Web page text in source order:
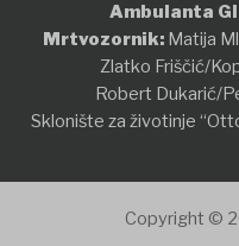
Ambulanta
Mrtvozornik:Matija
Zlatko Friščić/
Robert Dukarić/
Sklonište za životinje
Copyright ©